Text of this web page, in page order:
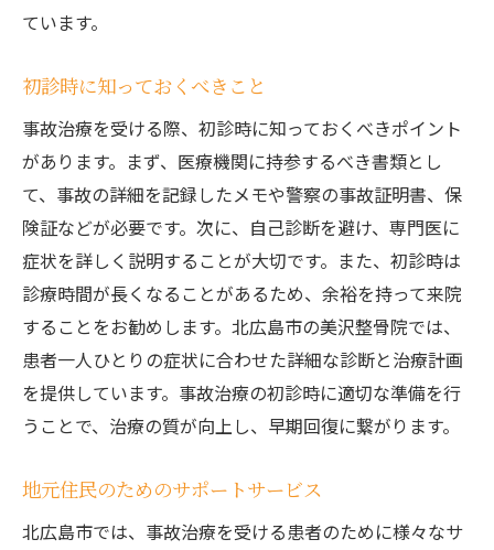
患者の口コミと評価の見方
安心して治療を受けるための準備
治療後のサポート体制紹介
事故治療後の生活の質向上北広島市の取り組み
生活の質向上に向けたリハビリプラン
地域コミュニティとの連携
事故治療後の職場復帰支援
社会復帰をサポートするプログラム
患者と家族への心理的サポート
生活の質向上のための情報提供
ています。
初診時に知っておくべきこと
事故治療を受ける際、初診時に知っておくべきポイント
があります。まず、医療機関に持参するべき書類とし
て、事故の詳細を記録したメモや警察の事故証明書、保
険証などが必要です。次に、自己診断を避け、専門医に
症状を詳しく説明することが大切です。また、初診時は
診療時間が長くなることがあるため、余裕を持って来院
することをお勧めします。北広島市の美沢整骨院では、
患者一人ひとりの症状に合わせた詳細な診断と治療計画
を提供しています。事故治療の初診時に適切な準備を行
うことで、治療の質が向上し、早期回復に繋がります。
地元住民のためのサポートサービス
北広島市では、事故治療を受ける患者のために様々なサ